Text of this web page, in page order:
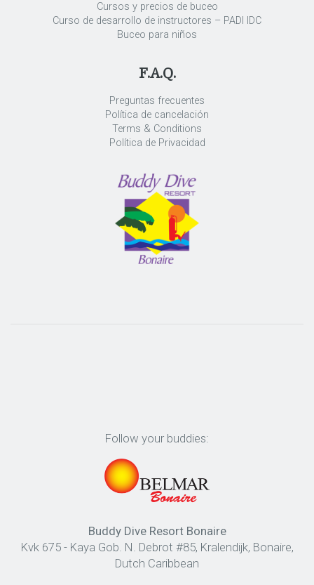
Cursos y precios de buceo
Curso de desarrollo de instructores – PADI IDC
Buceo para niños
F.A.Q.
Preguntas frecuentes
Política de cancelación
Terms & Conditions
Política de Privacidad
Follow your buddies:
Buddy Dive Resort Bonaire
Kvk 675 - Kaya Gob. N. Debrot #85, Kralendijk, Bonaire,
Dutch Caribbean